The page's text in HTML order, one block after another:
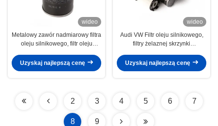
wideo
Metalowy zawór nadmiarowy filtra
oleju silnikowego, filtr oleju
Uzyskaj najlepszą cenę
wideo
Audi VW Filtr oleju silnikowego,
filtry żelaznej skrzynki
żywotność
Uzyskaj najlepszą cenę
2 3 4 5 6 7
8 9